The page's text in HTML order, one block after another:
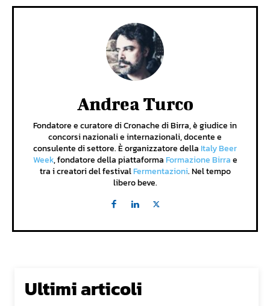
Andrea Turco
Fondatore e curatore di Cronache di Birra, è giudice in
concorsi nazionali e internazionali, docente e
consulente di settore. È organizzatore della Italy Beer
Week, fondatore della piattaforma Formazione Birrae
tra i creatori del festivalFermentazioni. Nel tempo
libero beve.
Ultimi articoli